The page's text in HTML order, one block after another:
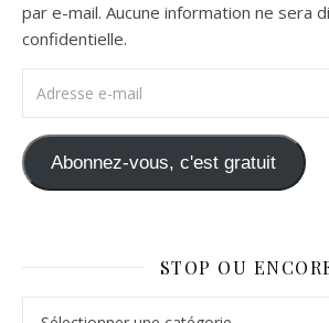
par e-mail. Aucune information ne sera
confidentielle.
Abonnez-vous, c'est gratuit
STOP OU